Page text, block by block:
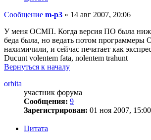
Сообщение m-p3 » 14 авг 2007, 20:06
У меня ОСМП. Когда версия ПО была
беда была, но ведать потом
нахимичили, и сейчас печатает как
Ducunt volentem fata, nolentem trahunt
Вернуться к началу
orbita
участник форума
Сообщения: 9
Зарегистрирован: 01 ноя 2007, 15:00
Цитата